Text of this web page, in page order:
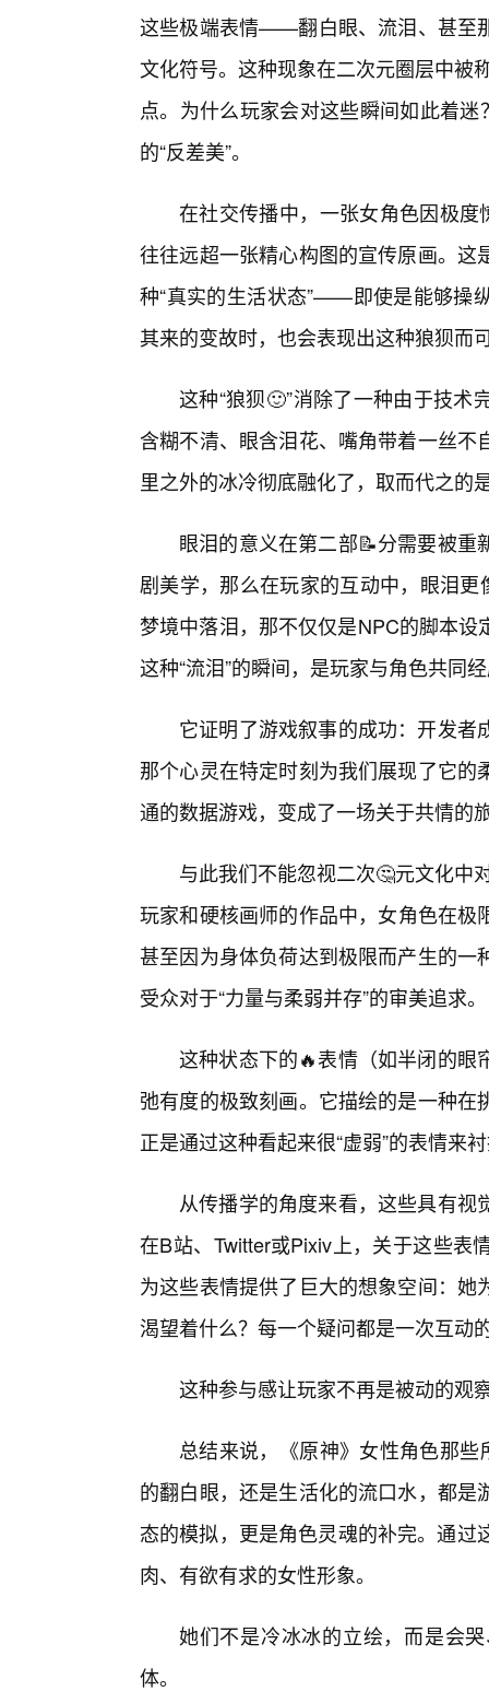
这些极端表情——翻白眼、流泪、甚至
文化符号。这种现象在二次元圈层中被
点。为什么玩家会对这些瞬间如此着
的“反差美”。
在社交传播中，一张女角色因极度
往往远超一张精心构图的宣传原画。
种“真实的生活状态”——即使是能够操
其来的变故时，也会表现出这种狼狈而
这种“狼狈🙂”消除了一种由于技
含糊不清、眼含泪花、嘴角带着一丝
里之外的冰冷彻底融化了，取而代之的
眼泪的意义在第二部📝分需要被
剧美学，那么在玩家的互动中，眼泪
梦境中落泪，那不仅仅是NPC的脚本
这种“流泪”的瞬间，是玩家与角色共同
它证明了游戏叙事的成功：开发
那个心灵在特定时刻为我们展现了它
通的数据游戏，变成了一场关于共情的
与此我们不能忽视二次🤔元文化中
玩家和硬核画师的作品中，女角色在
甚至因为身体负荷达到极限而产生的
受众对于“力量与柔弱并存”的审美追求。
这种状态下的🔥表情（如半闭的眼
弛有度的极致刻画。它描绘的是一种
正是通过这种看起来很“虚弱”的表情来
从传播学的角度来看，这些具有
在B站、Twitter或Pixiv上，关于这些表
为这些表情提供了巨大的想象空间：
渴望着什么？每一个疑问都是一次互动
这种参与感让玩家不再是被动的观
总结来说，《原神》女性角色那
的翻白眼，还是生活化的流口水，都
态的模拟，更是角色灵魂的补完。通
肉、有欲有求的女性形象。
她们不是冷冰冰的立绘，而是会
体。